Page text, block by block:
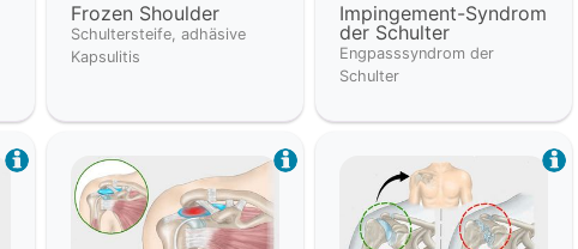
Frozen Shoulder
Schultersteife, adhäsive
Kapsulitis
Impingement-Syndrom
der Schulter
Engpasssyndrom der
Schulter